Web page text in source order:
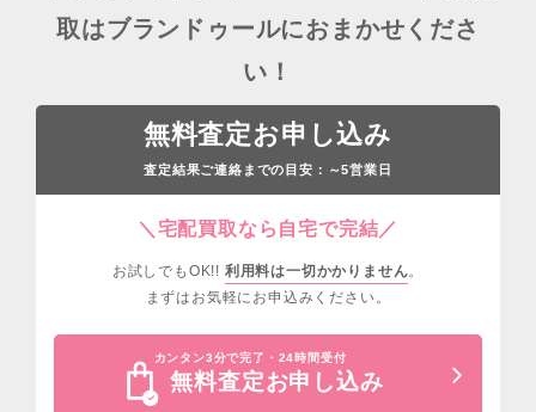
取はブランドゥールにおまかせくださ
い！
無料査定お申し込み
査定結果ご連絡までの目安： ～5営業日
＼宅配買取なら自宅で完結／
お試しでもOK!! 利用料は一切かかりません。
まずはお気軽にお申込みください。
カンタン3分で完了・24時間受付
無料査定お申し込み